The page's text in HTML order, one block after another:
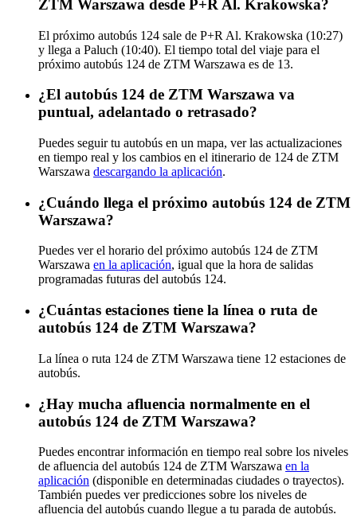
ZTM Warszawa desde P+R Al. Krakowska?
El próximo autobús 124 sale de P+R Al. Krakowska (10:27)
y llega a Paluch (10:40). El tiempo total del viaje para el
próximo autobús 124 de ZTM Warszawa es de 13.
¿El autobús 124 de ZTM Warszawa va
puntual, adelantado o retrasado?
Puedes seguir tu autobús en un mapa, ver las actualizaciones
en tiempo real y los cambios en el itinerario de 124 de ZTM
Warszawa descargando la aplicación.
¿Cuándo llega el próximo autobús 124 de ZTM
Warszawa?
Puedes ver el horario del próximo autobús 124 de ZTM
Warszawa en la aplicación, igual que la hora de salidas
programadas futuras del autobús 124.
¿Cuántas estaciones tiene la línea o ruta de
autobús 124 de ZTM Warszawa?
La línea o ruta 124 de ZTM Warszawa tiene 12 estaciones de
autobús.
¿Hay mucha afluencia normalmente en el
autobús 124 de ZTM Warszawa?
Puedes encontrar información en tiempo real sobre los niveles
de afluencia del autobús 124 de ZTM Warszawa en la
aplicación (disponible en determinadas ciudades o trayectos).
También puedes ver predicciones sobre los niveles de
afluencia del autobús cuando llegue a tu parada de autobús.